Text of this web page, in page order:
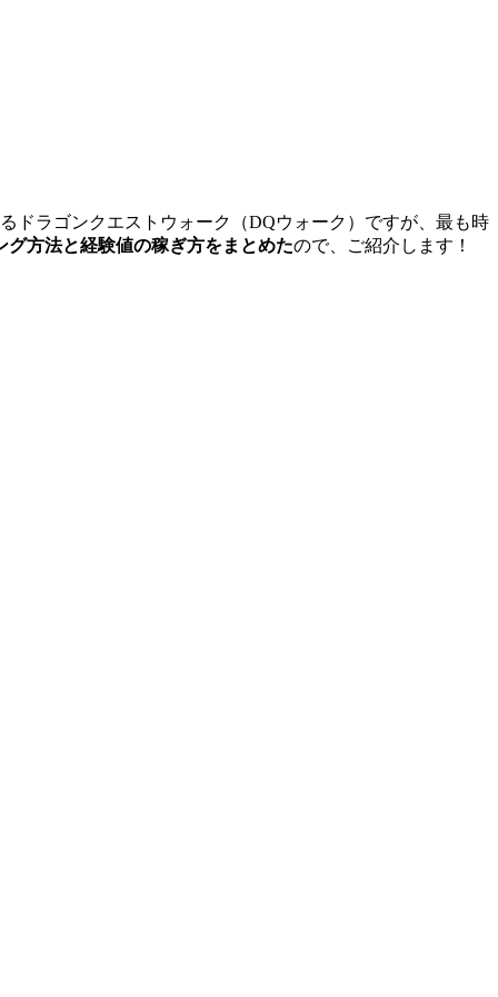
ドラゴンクエストウォーク（DQウォーク）ですが、最も時
グ方法と経験値の稼ぎ方をまとめたので、ご紹介します！